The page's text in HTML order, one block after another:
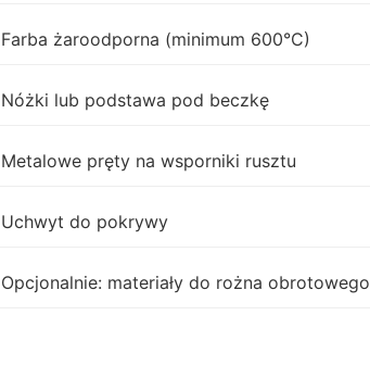
Farba żaroodporna (minimum 600°C)
Nóżki lub podstawa pod beczkę
Metalowe pręty na wsporniki rusztu
Uchwyt do pokrywy
Opcjonalnie: materiały do rożna obrotowego